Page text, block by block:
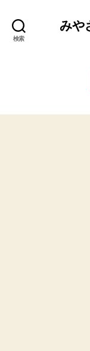
検索
みや